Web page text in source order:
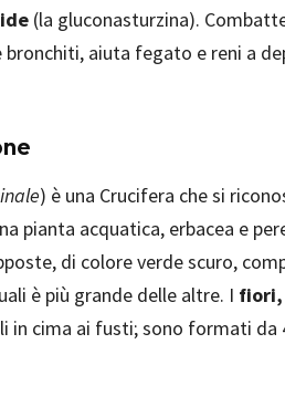
(la gluconasturzina).
aiuta fegato e reni a
) è una Crucifera che si
pianta acquatica, erbacea e
di colore verde scuro,
è più grande delle altre. I fiori,
in cima ai fusti; sono formati da